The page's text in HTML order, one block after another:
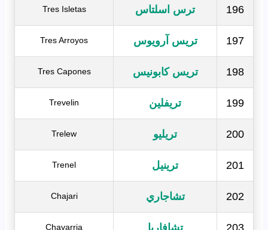
196 ترس اسلتاس Tres Isletas
197 تريس آرويوس Tres Arroyos
198 تريس كابونيس Tres Capones
199 تريفلين Trevelin
200 تريليو Trelew
201 ترينيل Trenel
202 تشاجاري Chajari
203 تشافاريا Chavarria